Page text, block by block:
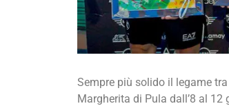
Sempre più solido il legame
Margherita di Pula dall’8 al 12